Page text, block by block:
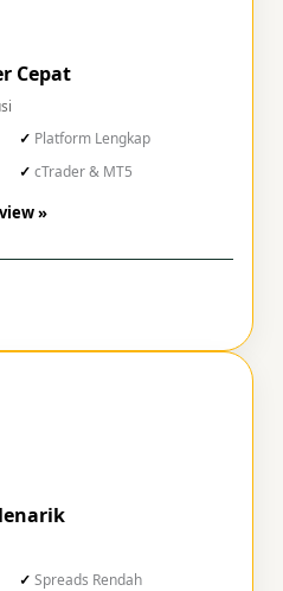
Cepat
Platform Lengkap
cTrader & MT5
»
Spreads Rendah